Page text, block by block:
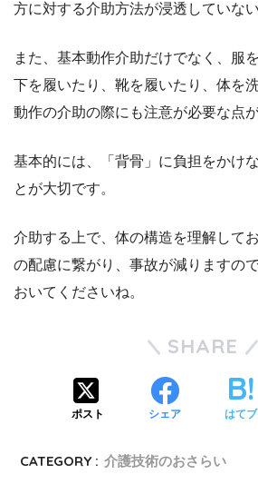
方に対する介助方法が浸透していな
また、基本動作介助だけでなく、服
下を履いたり、靴を履いたり、体を
動作の介助の際にも注意が必要な点が
基本的には、「背骨」に負担をかけ
とが大切です。
介助する上で、体の構造を理解して
の配慮に繋がり、事故が減りますの
おいてくださいね。
SHARE
ポスト シェア はてブ
CATEGORY : 介護技術のおさらい